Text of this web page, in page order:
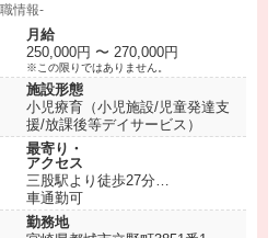
情報-
月給
250,000円 〜 270,000円
※この限りではありません。
施設形態
小児療育（小児施設/児童発達支
援/放課後等デイサービス）
最寄り・
アクセス
三股駅より徒歩27分
車通勤可
勤務地